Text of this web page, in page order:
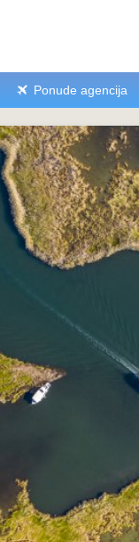
Ponude agencija